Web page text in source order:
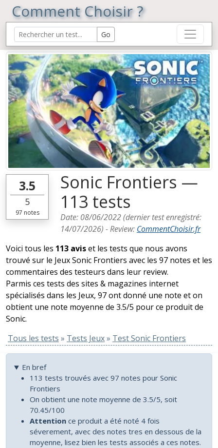
Comment Choisir ?
3.5
5
97 notes
Sonic Frontiers —
113 tests
Date: 08/06/2022(dernier test enregistré:
14/07/2026) -Review: CommentChoisir.fr
Voici tous les 113 aviset les tests que nous avons
trouvé sur le Jeux Sonic Frontiers avec les 97 notes et les
commentaires des testeurs dans leur review.
Parmis ces tests des sites & magazines internet
spécialisés dans les Jeux, 97 ont donné une note et on
obtient une note moyenne de 3.5/5 pour ce produit de
Sonic.
Tous les tests » Tests Jeux» Test Sonic Frontiers
En bref
113 tests trouvés avec 97 notes pour Sonic
Frontiers
On obtient une note moyenne de 3.5/5, soit
70.45/100
Attention ce produit a été noté 4 fois
séverement, avec des notes tres en dessous de la
moyenne, lisez bien les tests associés a ces notes.